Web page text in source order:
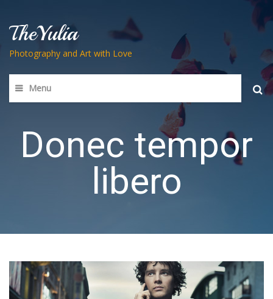
TheYulia
Photography and Art with Love
Menu
Donec tempor
libero